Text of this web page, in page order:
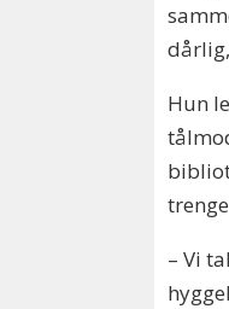
Hun
– Vi